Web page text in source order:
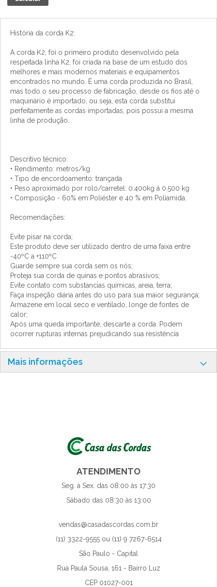
História da corda K2:
A corda K2, foi o primeiro produto desenvolvido pela
respeitada linha K2, foi criada na base de um estudo dos
melhores e mais modernos materiais e equipamentos
encontrados no mundo. É uma corda produzida no Brasil,
mas todo o seu processo de fabricação, desde os fios até o
maquinário é importado, ou seja, esta corda substitui
perfeitamente as cordas importadas, pois possui a mesma
linha de produção.
Descritivo técnico:
• Rendimento: metros/kg
• Tipo de encordoamento: trançada
• Peso aproximado por rolo/carretel: 0.400kg á 0.500 kg
• Composição - 60% em Poliéster e 40 % em Poliamida.
Recomendações:
Evite pisar na corda;
Este produto deve ser utilizado dentro de uma faixa entre
-40ºC a +110ºC
Guarde sempre sua corda sem os nós;
Proteja sua corda de quinas e pontos abrasivos;
Evite contato com substancias químicas, areia, terra;
Faça inspeção diária antes do uso para sua maior segurança;
Armazene em local seco e ventilado, longe de fontes de
calor;
Após uma queda importante, descarte a corda. Podem
ocorrer rupturas internas prejudicando sua resistência
Mais informações
ATENDIMENTO
Seg. à Sex. das 08:00 às 17:30
Sábado das 08:30 às 13:00
vendas@casadascordas.com.br
(11) 3322-9555 ou (11) 9 7267-6514
São Paulo - Capital
Rua Paula Sousa, 161 - Bairro Luz
CEP 01027-001